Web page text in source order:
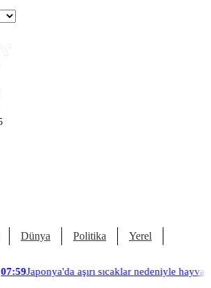
Dünya Politika Yerel
sıcaklar nedeniyle hayvanat bahçesinde üç